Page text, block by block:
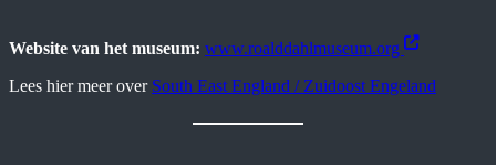
Website van het museum: www.roalddahlmuseum.org
Lees hier meer over South East England / Zuidoost Engeland